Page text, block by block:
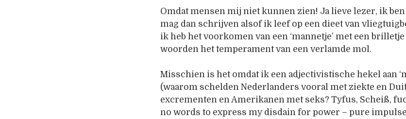
Omdat mensen mij niet kunnen zien! Ja lieve lezer, ik
mag dan schrijven alsof ik leef op een dieet van
ik heb het voorkomen van een ‘mannetje’ met een
woorden het temperament van een verlamde mol.
Misschien is het omdat ik een adjectivistische hekel aan
(waarom schelden Nederlanders vooral met ziekte en
excrementen en Amerikanen met seks? Tyfus, Scheiß,
no words to express my disdain for power – pure